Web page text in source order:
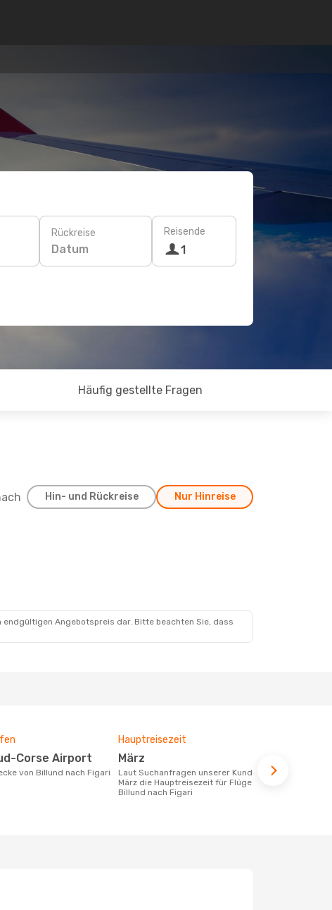
Rückreise
Datum
Reisende
1
Häufig gestellte Fragen
Hin- und Rückreise Nur Hinreise
Angebotspreis dar. Bitte beachten Sie, dass
Corse Airport
von Billund nach Figari
Hauptreisezeit
März
Laut Suchanfragen unserer Kunden ist
März die Hauptreisezeit für Flüge von
Billund nach Figari